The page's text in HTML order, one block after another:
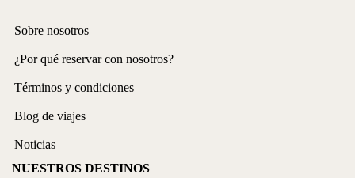
Sobre nosotros
¿Por qué reservar con nosotros?
Términos y condiciones
Blog de viajes
Noticias
NUESTROS DESTINOS